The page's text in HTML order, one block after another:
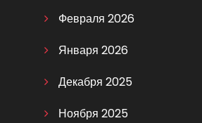
Февраля 2026
Января 2026
Декабря 2025
Ноября 2025